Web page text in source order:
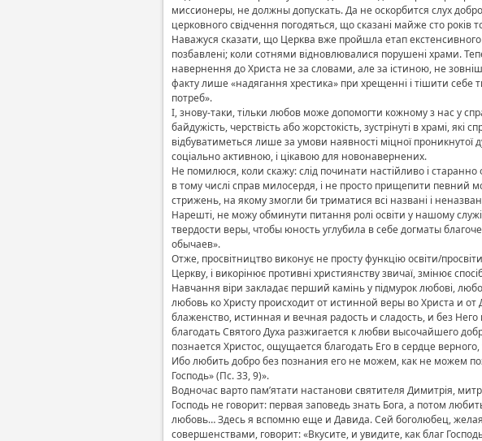
миссионеры, не должны допускать. Да не оскорбится слух
церковного свідчення погодяться, що сказані майже сто років
Наважуся сказати, що Церква вже пройшла етап екстенсивного
позбавлені; коли сотнями відновлювалися порушені храми.
навернення до Христа не за словами, але за істиною, не
факту лише «надягання хрестика» при хрещенні і тішити себе
потреб».
І, знову-таки, тільки любов може допомогти кожному з нас у
байдужість, черствість або жорстокість, зустрінуті в храмі,
відбуватиметься лише за умови наявності міцної
соціально активною, і цікавою для новонавернених.
Не помилюся, коли скажу: слід починати настійливо і
в тому числі справ милосердя, і не просто прищепити певний
стрижень, на якому змогли би триматися всі названі і
Нарешті, не можу обминути питання ролі освіти у нашому
твердости веры, чтобы юность углубила в себе догматы
обычаев».
Отже, просвітництво виконує не просту функцію освіти/
Церкву, і викорінює противні християнству звичаї, змінює
Навчання віри закладає перший камінь у підмурок любові,
любовь ко Христу происходит от истинной веры во Христа и
блаженство, истинная и вечная радость и сладость, и без
благодать Святого Духа разжигается к любви высочайшего
познается Христос, ощущается благодать Его в сердце
Ибо любить добро без познания его не можем, как не можем
Господь» (Пс. 33, 9)».
Водночас варто пам’ятати настанови святителя Димитрія,
Господь не говорит: первая заповедь знать Бога, а потом
любовь… Здесь я вспомню еще и Давида. Сей боголюбец,
совершенствами, говорит: «Вкусите, и увидите, как благ